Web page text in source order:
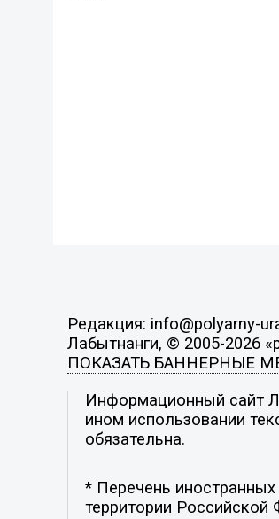
Редакция: info@polyarny-
Лабытнанги, © 2005-2026
ПОКАЗАТЬ БАННЕРНЫЕ
Информационный сайт
ином использовании
обязательна.
* Перечень
территории Российской